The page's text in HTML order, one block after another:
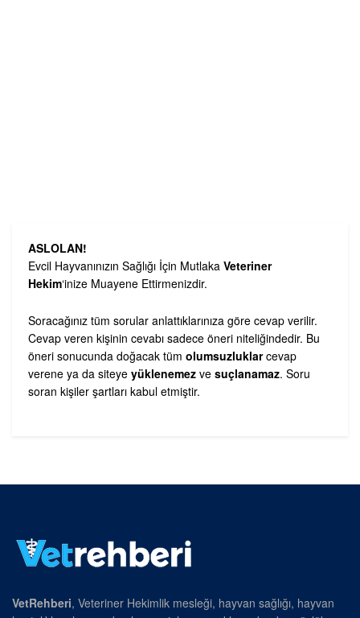
ASLOLAN!
Evcil Hayvanınızın Sağlığı İçin Mutlaka Veteriner
Hekim‘inize Muayene Ettirmenizdir.
Soracağınız tüm sorular anlattıklarınıza göre cevap verilir.
Cevap veren kişinin cevabı sadece öneri niteliğindedir. Bu
öneri sonucunda doğacak tüm olumsuzluklarcevap
verene ya da siteye yüklenemez ve suçlanamaz. Soru
soran kişiler şartları kabul etmiştir.
VetRehberi, Veteriner Hekimlik mesleği, hayvan sağlığı, hayvan